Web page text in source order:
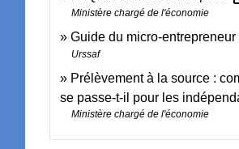
Ministère chargé de l'économie
Guide du micro-entrepreneur
Urssaf
Prélèvement à la source :
se passe-t-il pour les
Ministère chargé de l'économie